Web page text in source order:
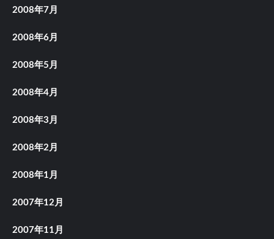
2008年7月
2008年6月
2008年5月
2008年4月
2008年3月
2008年2月
2008年1月
2007年12月
2007年11月